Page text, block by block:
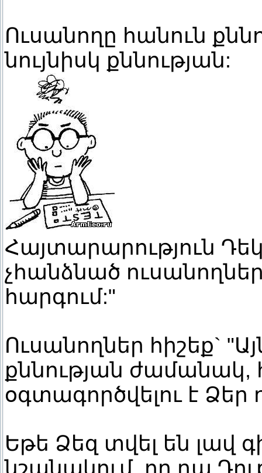
Ուսանողը հանուն
նույնիսկ քննության:
Հայտարարություն
չհանձնած
հարգում:"
Ուսանողներ հիշեք`
քննության ժամանակ,
օգտագործվելու է Ձեր
Եթե Ձեզ տվել են լավ